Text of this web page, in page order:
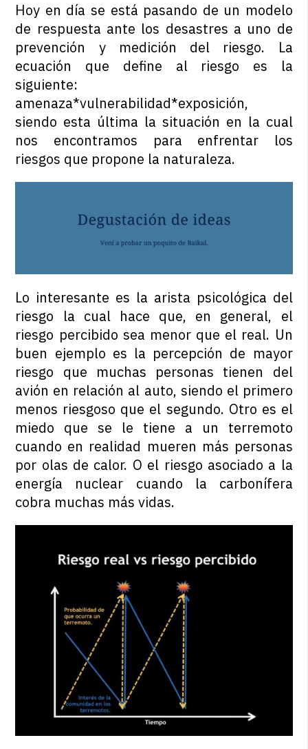
Hoy en día se está pasando de un modelo
de respuesta ante los desastres a uno de
prevención y medición del riesgo. La
ecuación que define al riesgo es la
siguiente:
amenaza*vulnerabilidad*exposición,
siendo esta última la situación en la cual
nos encontramos para enfrentar los
riesgos que propone la naturaleza.
Lo interesante es la arista psicológica del
riesgo la cual hace que, en general, el
riesgo percibido sea menor que el real. Un
buen ejemplo es la percepción de mayor
riesgo que muchas personas tienen del
avión en relación al auto, siendo el primero
menos riesgoso que el segundo. Otro es el
miedo que se le tiene a un terremoto
cuando en realidad mueren más personas
por olas de calor. O el riesgo asociado a la
energía nuclear cuando la carbonífera
cobra muchas más vidas.